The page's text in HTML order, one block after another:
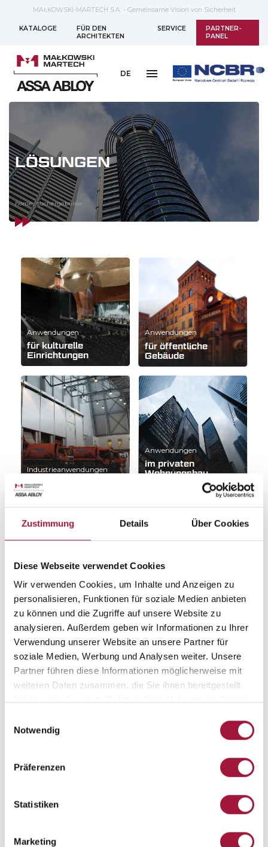
Zustimmung Details Über Cookies
Diese Webseite verwendet Cookies
Wir verwenden Cookies, um Inhalte und Anzeigen zu
personalisieren, Funktionen für soziale Medien anbieten
zu können und die Zugriffe auf unsere Website zu
analysieren. Außerdem geben wir Informationen zu Ihrer
Verwendung unserer Website an unsere Partner für
soziale Medien, Werbung und Analysen weiter. Unsere
Partner führen diese Informationen möglicherweise mit
weiteren Daten zusammen, die Sie ihnen bereitgestellt
Notwendig
Präferenzen
Statistiken
Marketing
MAŁKOWSKI-MARTECH S.A. - Gemeinsame Vision von Sicherheit
KATALOGE
FÜR DEN
ARCHITEKTEN
SERVICE
PARTNER-
PANEL
DE
LÖSUNGEN
home / suchergebnisse
Anwendungen
für kulturelle
Einrichtungen
Anwendungen
für öffentliche
Gebäude
Industrieanwendungen
Anwendungen
im privaten
Wohnungsbau
Lassen Sie sich von
unserem Berater
beraten!
Unsere Spezialisten helfen Ihnen, die beste Lösung für Ihre
Investition zu finden